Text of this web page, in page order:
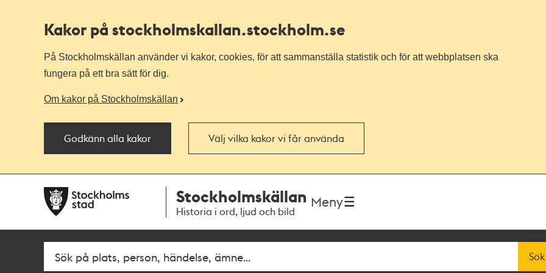
Kakor på stockholmskallan.stockholm.se
På Stockholmskällan använder vi kakor, cookies, för att sammanställa statistik och för att webbplatsen ska
fungera på ett bra sätt för dig.
Om kakor på Stockholmskällan
Godkänn alla kakor Välj vilka kakor vi får använda
navigationen
huvudinnehållet
Stockholmskällan
Historia i ord, ljud och bild
Meny
Fritextsök Sök